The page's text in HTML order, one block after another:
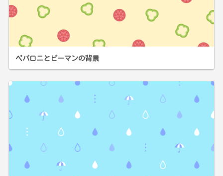
ペパロニとピーマンの背景